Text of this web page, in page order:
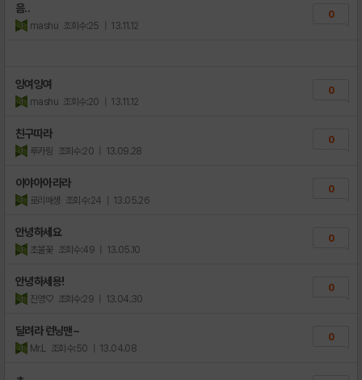
음..
mashu 조회수:25 | 13.11.12
0
잉여잉여
mashu 조회수:20 | 13.11.12
0
친구따라
루카링 조회수:20 | 13.09.28
0
이야아아라라
로리매생 조회수:24 | 13.05.26
0
안녕하세요
초불꽃 조회수:49 | 13.05.10
0
안녕하세용!
진영♡ 조회수:29 | 13.04.30
0
달려라 런닝맨~
Mr.L 조회수:50 | 13.04.08
0